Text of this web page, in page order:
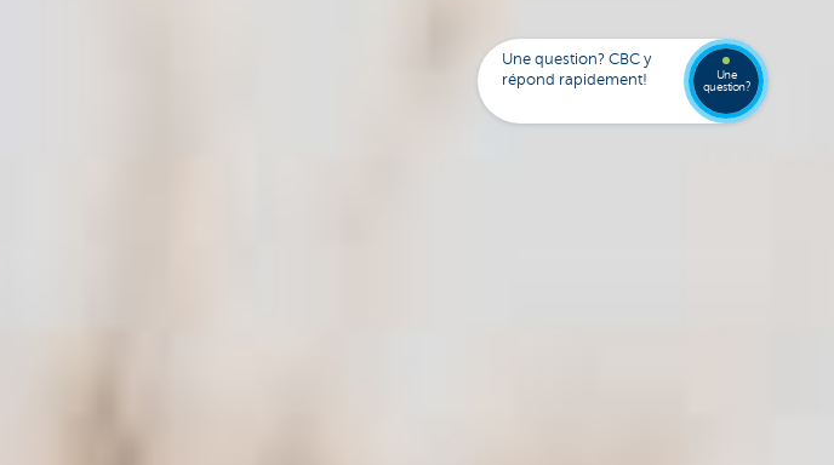
Une question? CBC y
répond rapidement!
Une
question?